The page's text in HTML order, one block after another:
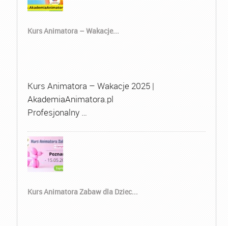
Kurs Animatora – Wakacje...
Kurs Animatora – Wakacje 2025 |
AkademiaAnimatora.pl
Profesjonalny …
Kurs Animatora Zabaw dla Dziec...